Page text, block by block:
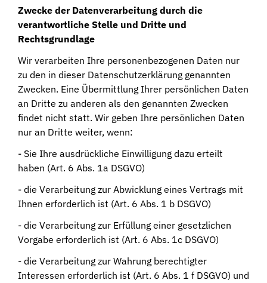
Zwecke der Datenverarbeitung durch die
verantwortliche Stelle und Dritte und
Rechtsgrundlage
Wir verarbeiten Ihre personenbezogenen Daten nur
zu den in dieser Datenschutzerklärung genannten
Zwecken. Eine Übermittlung Ihrer persönlichen Daten
an Dritte zu anderen als den genannten Zwecken
findet nicht statt. Wir geben Ihre persönlichen Daten
nur an Dritte weiter, wenn:
- Sie Ihre ausdrückliche Einwilligung dazu erteilt
haben (Art. 6 Abs. 1a DSGVO)
- die Verarbeitung zur Abwicklung eines Vertrags mit
Ihnen erforderlich ist (Art. 6 Abs. 1 b DSGVO)
- die Verarbeitung zur Erfüllung einer gesetzlichen
Vorgabe erforderlich ist (Art. 6 Abs. 1c DSGVO)
- die Verarbeitung zur Wahrung berechtigter
Interessen erforderlich ist (Art. 6 Abs. 1 f DSGVO) und